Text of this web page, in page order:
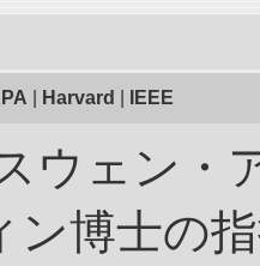
Harvard IEEE
ウェン・
ン博士の